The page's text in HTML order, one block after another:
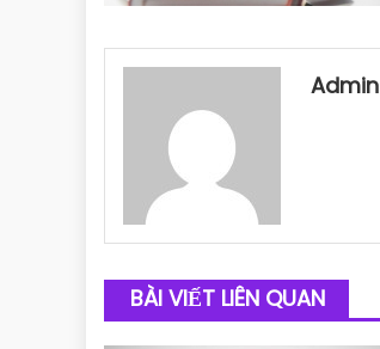
Admin
BÀI VIẾT LIÊN QUAN